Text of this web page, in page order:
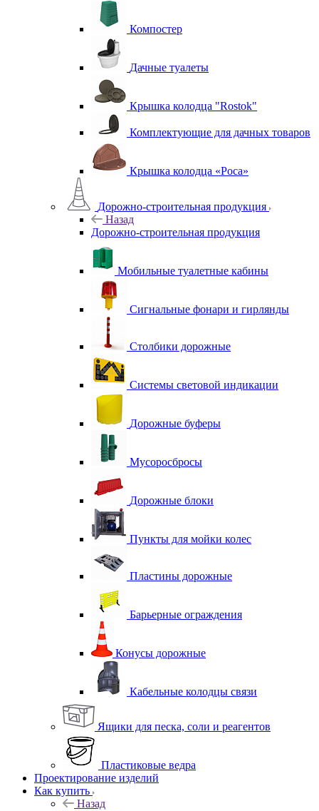
Компостер
Дачные туалеты
Крышка колодца "Rostok"
Комплектующие для дачных товаров
Крышка колодца «Роса»
Дорожно-строительная продукция
Назад
Дорожно-строительная продукция
Мобильные туалетные кабины
Сигнальные фонари и гирлянды
Столбики дорожные
Системы световой индикации
Дорожные буферы
Мусоросбросы
Дорожные блоки
Пункты для мойки колес
Пластины дорожные
Барьерные ограждения
Конусы дорожные
Кабельные колодцы связи
Ящики для песка, соли и реагентов
Пластиковые ведра
Проектирование изделий
Как купить
Назад